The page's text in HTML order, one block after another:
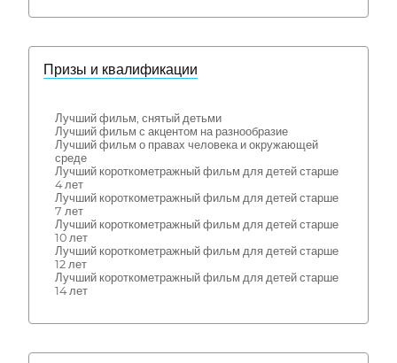
Призы и квалификации
Лучший фильм, снятый детьми
Лучший фильм с акцентом на разнообразие
Лучший фильм о правах человека и окружающей
среде
Лучший короткометражный фильм для детей старше
4 лет
Лучший короткометражный фильм для детей старше
7 лет
Лучший короткометражный фильм для детей старше
10 лет
Лучший короткометражный фильм для детей старше
12 лет
Лучший короткометражный фильм для детей старше
14 лет